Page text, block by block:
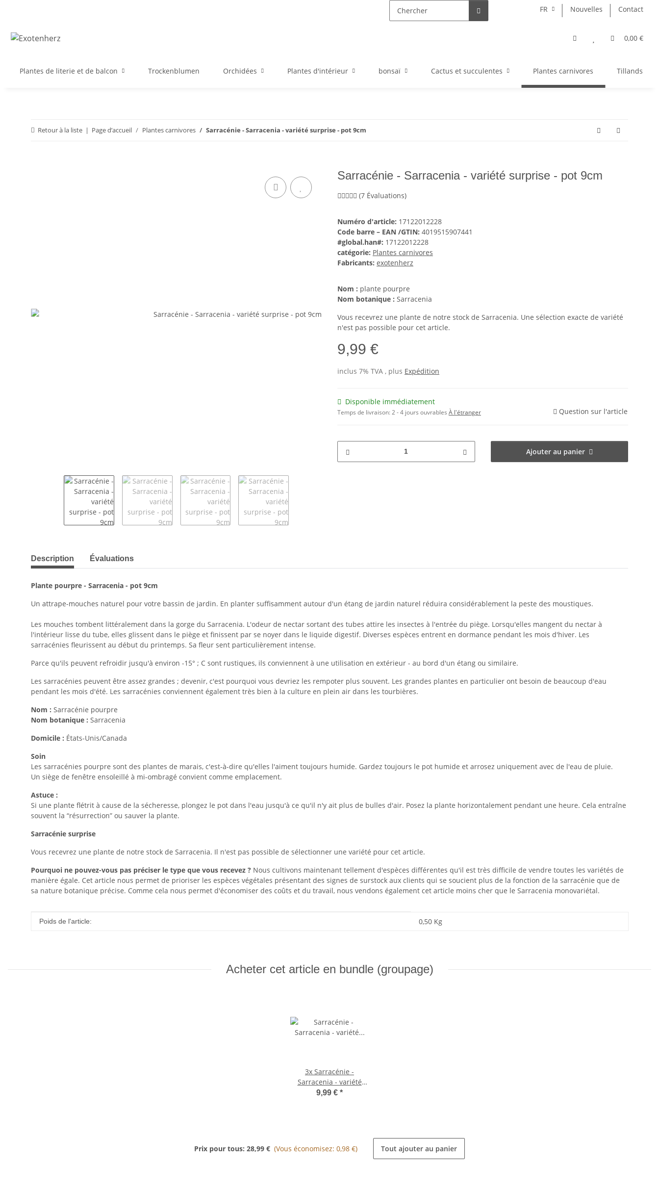
FR Nouvelles Contact
0,00 €
Plantes de literie et de balcon Trockenblumen Orchidées Plantes d'intérieur bonsaï Cactus et succulentes Plantes carnivores Tillandsia
Retour à la liste Page d’accueil Plantes carnivores Sarracénie - Sarracenia - variété surprise - pot 9cm
Sarracénie - Sarracenia - variété surprise - pot 9cm
(7 Évaluations)
Numéro d'article: 17122012228
Code barre – EAN /GTIN: 4019515907441
#global.han#: 17122012228
catégorie: Plantes carnivores
Fabricants: exotenherz
Nom : plante pourpre
Nom botanique : Sarracenia
Vous recevrez une plante de notre stock de Sarracenia. Une sélection exacte de variété
n'est pas possible pour cet article.
9,99 €
inclus 7% TVA , plus Expédition
Disponible immédiatement
Temps de livraison:2 - 4 jours ouvrables À l'étranger Question sur l'article
Ajouter au panier
#productDetails.showMoreTabs#
Description Évaluations
Plante pourpre - Sarracenia - pot 9cm
Un attrape-mouches naturel pour votre bassin de jardin. En planter suffisamment autour d'un étang de jardin naturel réduira considérablement la peste des moustiques.
Les mouches tombent littéralement dans la gorge du Sarracenia. L'odeur de nectar sortant des tubes attire les insectes à l'entrée du piège. Lorsqu'elles mangent du nectar à
l'intérieur lisse du tube, elles glissent dans le piège et finissent par se noyer dans le liquide digestif. Diverses espèces entrent en dormance pendant les mois d'hiver. Les
sarracénies fleurissent au début du printemps. Sa fleur sent particulièrement intense.
Parce qu'ils peuvent refroidir jusqu'à environ -15° ; C sont rustiques, ils conviennent à une utilisation en extérieur - au bord d'un étang ou similaire.
Les sarracénies peuvent être assez grandes ; devenir, c'est pourquoi vous devriez les rempoter plus souvent. Les grandes plantes en particulier ont besoin de beaucoup d'eau
pendant les mois d'été. Les sarracénies conviennent également très bien à la culture en plein air dans les tourbières.
Nom : Sarracénie pourpre
Nom botanique : Sarracenia
Domicile : États-Unis/Canada
Soin
Les sarracénies pourpre sont des plantes de marais, c'est-à-dire qu'elles l'aiment toujours humide. Gardez toujours le pot humide et arrosez uniquement avec de l'eau de pluie.
Un siège de fenêtre ensoleillé à mi-ombragé convient comme emplacement.
Astuce :
Si une plante flétrit à cause de la sécheresse, plongez le pot dans l'eau jusqu'à ce qu'il n'y ait plus de bulles d'air. Posez la plante horizontalement pendant une heure. Cela entraîne
souvent la “résurrection” ou sauver la plante.
Sarracénie surprise
Vous recevrez une plante de notre stock de Sarracenia. Il n'est pas possible de sélectionner une variété pour cet article.
Pourquoi ne pouvez-vous pas préciser le type que vous recevez ? Nous cultivons maintenant tellement d'espèces différentes qu'il est très difficile de vendre toutes les variétés de
manière égale. Cet article nous permet de prioriser les espèces végétales présentant des signes de surstock aux clients qui se soucient plus de la fonction de la sarracénie que de
sa nature botanique précise. Comme cela nous permet d'économiser des coûts et du travail, nous vendons également cet article moins cher que le Sarracenia monovariétal.
#productDetails.itemInformation#
#productDetails.itemValue#
Poids de l'article: 0,50 Kg
Acheter cet article en bundle (groupage)
3x Sarracénie -
Sarracenia - variété
surprise - pot 9cm
9,99 € *
Prix pour tous: 28,99 € (Vous économisez: 0,98 €) Tout ajouter au panier